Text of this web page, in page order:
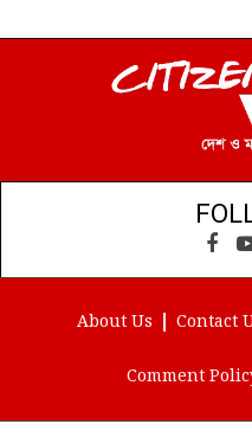
About Us Contact
Comment